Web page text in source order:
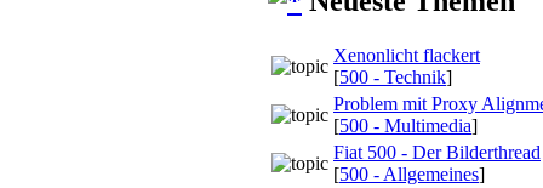
Xenonlicht flackert
[500 - Technik]
Problem mit Proxy
[500 - Multimedia]
Fiat 500 - Der Bilderthread
[500 - Allgemeines]